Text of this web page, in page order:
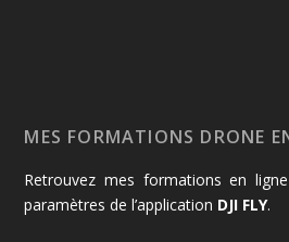
MES FORMATIONS DRONE
Retrouvez mes formations en
paramètres de l’application DJI FLY.